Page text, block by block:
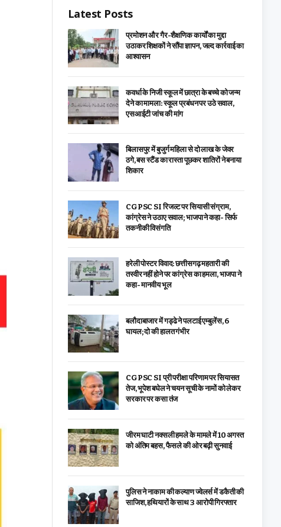
Latest Posts
प्रमोशन और गैर-शैक्षणिक कार्यों का मुद्दा
उठाकर शिक्षकों ने सौंपा ज्ञापन, जल्द कार्रवाई का
आश्वासन
कवर्धा के निजी स्कूल में छात्रा के बच्चे को जन्म
देने का मामला: स्कूल प्रबंधन पर उठे सवाल,
एसआईटी जांच की मांग
बिलासपुर में बुजुर्ग महिला से दो लाख के जेवर
ठगे, बस स्टैंड का रास्ता पूछकर शातिरों ने बनाया
शिकार
CGPSC SI रिजल्ट पर सियासी संग्राम,
कांग्रेस ने उठाए सवाल; भाजपा ने कहा- सिर्फ
तकनीकी विसंगति
हरेली पोस्टर विवाद: छत्तीसगढ़ महतारी की
तस्वीर नहीं होने पर कांग्रेस का हमला, भाजपा ने
कहा- मानवीय भूल
बलौदाबाजार में गड्ढे ने पलटाई एम्बुलेंस, 6
घायल; दो की हालत गंभीर
CGPSC SI प्री परीक्षा परिणाम पर सियासत
तेज, भूपेश बघेल ने चयन सूची के नामों को लेकर
सरकार पर कसा तंज
जीरम घाटी नक्सली हमले के मामले में 10 अगस्त
को अंतिम बहस, फैसले की ओर बढ़ी सुनवाई
पुलिस ने नाकाम की कल्याण ज्वेलर्स में डकैती की
साजिश, हथियारों के साथ 3 आरोपी गिरफ्तार